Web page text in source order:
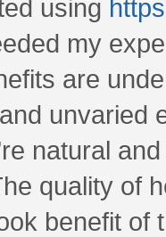
using
my
are
unvaried
natural
quality of
benefit of